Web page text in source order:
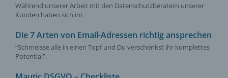
Während unserer Arbeit mit den Datenschutzberatern unserer
Kunden haben sich im
Die 7 Arten von Email-Adressen richtig ansprechen
“Schmeisse alle in einen Topf und Du verschenkst ihr komplettes
Potential”.